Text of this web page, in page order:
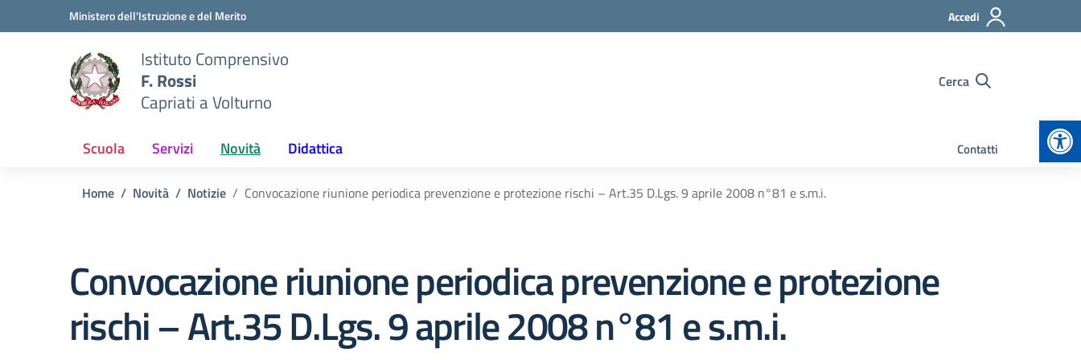
Vai ai contenuti
Vai al menu di navigazioneMinistero dell'Istruzione e del Merito Accedi
Istituto Comprensivo
F. Rossi
Capriati a Volturno
Cerca
Scuola Servizi Novità Didattica Contatti
Home Novità Notizie Convocazione riunione periodica prevenzione e protezione rischi – Art.35 D.Lgs. 9 aprile 2008 n°81 e s.m.i.
Convocazione riunione periodica prevenzione e protezione
rischi – Art.35 D.Lgs. 9 aprile 2008 n°81 e s.m.i.